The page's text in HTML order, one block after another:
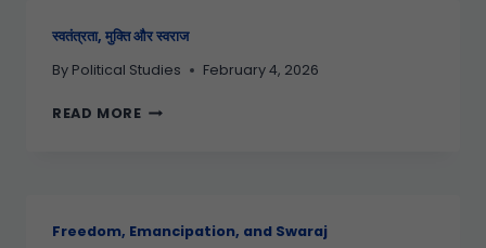
स्वतंत्रता, मुक्ति और स्वराज
By Political Studies February 4, 2026
READ MORE
Freedom, Emancipation, and Swaraj